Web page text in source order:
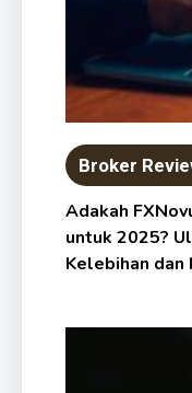
Broker
Adakah
untuk 2025?
Kelebihan dan